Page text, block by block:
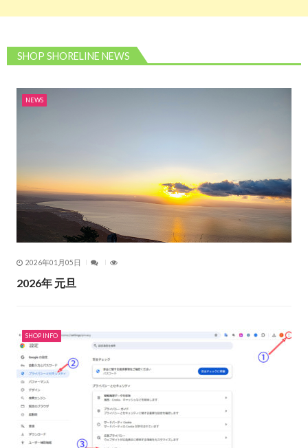
SHOP SHORELINE NEWS
NEWS
2026年01月05日
2026年 元旦
SHOP INFO